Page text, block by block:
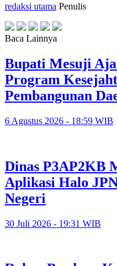
redaksi utama Penulis
Baca Lainnya
Bupati Mesuji
Program
Pembangunan
6 Agustus 2026 - 18:59 WIB
Dinas P3AP2KB
Aplikasi Halo
Negeri
30 Juli 2026 - 19:31 WIB